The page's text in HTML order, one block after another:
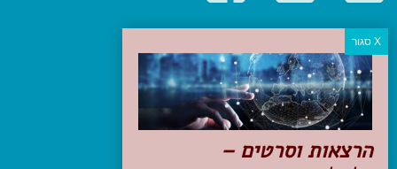
קטגוריות פופולריות
יעדים
טיולים בישראל
מלונות בוטיק בישראל
טיפים והמלצות
הכנות לנסיעה
הרצאות וסרטים –